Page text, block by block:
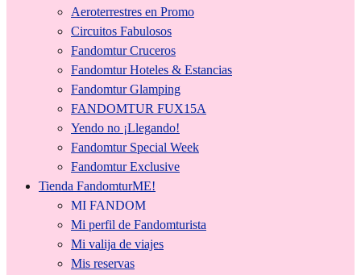
Aeroterrestres en Promo
Circuitos Fabulosos
Fandomtur Cruceros
Fandomtur Hoteles & Estancias
Fandomtur Glamping
FANDOMTUR FUX15A
Yendo no ¡Llegando!
Fandomtur Special Week
Fandomtur Exclusive
Tienda FandomturME!
MI FANDOM
Mi perfil de Fandomturista
Mi valija de viajes
Mis reservas